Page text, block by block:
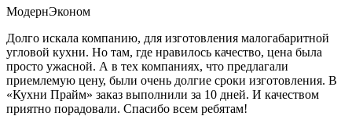
МодернЭконом
Долго искала компанию, для изготовления малогабаритной
угловой кухни. Но там, где нравилось качество, цена была
просто ужасной. А в тех компаниях, что предлагали
приемлемую цену, были очень долгие сроки изготовления. В
«Кухни Прайм» заказ выполнили за 10 дней. И качеством
приятно порадовали. Спасибо всем ребятам!